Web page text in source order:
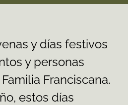
y días festivos
y personas
Franciscana.
estos días